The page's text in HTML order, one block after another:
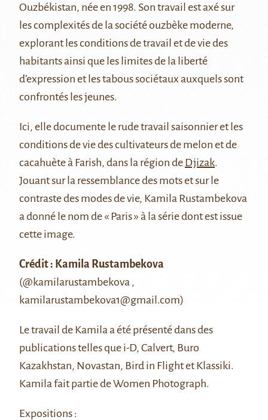
Ouzbékistan, née en 1998. Son travail est axé sur
les complexités de la société ouzbèke moderne,
explorant les conditions de travail et de vie des
habitants ainsi que les limites de la liberté
d’expression et les tabous sociétaux auxquels sont
confrontés les jeunes.
Ici, elle documente le rude travail saisonnier et les
conditions de vie des cultivateurs de melon et de
cacahuète à Farish, dans la région de Djizak.
Jouant sur la ressemblance des mots et sur le
contraste des modes de vie, Kamila Rustambekova
a donné le nom de « Paris » à la série dont est issue
cette image.
Crédit : Kamila Rustambekova
(@kamilarustambekova ,
kamilarustambekova1@gmail.com)
Le travail de Kamila a été présenté dans des
publications telles que i-D, Calvert, Buro
Kazakhstan, Novastan, Bird in Flight et Klassiki.
Kamila fait partie de Women Photograph.
Expositions :